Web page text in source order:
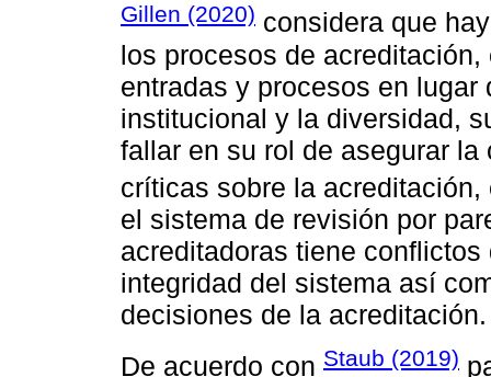
Gillen (2020) considera que
los procesos de
entradas y procesos en
institucional y la diversidad,
fallar en su rol de asegurar
críticas sobre la
el sistema de revisión por
acreditadoras tiene
integridad del sistema así
decisiones de la acreditación.
De acuerdo con Staub (2019)